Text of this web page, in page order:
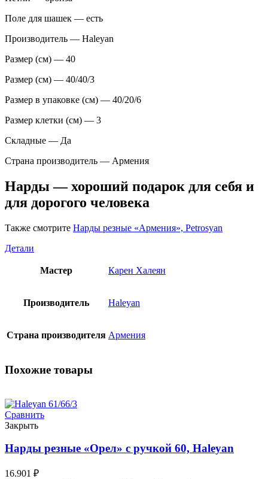
Поле для шашек — есть
Производитель — Haleyan
Размер (см) — 40
Размер (см) — 40/40/3
Размер в упаковке (см) — 40/20/6
Размер клетки (см) — 3
Складные — Да
Страна производитель — Армения
Нарды — хороший подарок для себя и
для дорогого человека
Также смотрите Нарды резные «Армения», Petrosyan
Детали
Мастер Карен Халеян
Производитель Haleyan
Страна производителя Армения
Похожие товары
Сравнить
Закрыть
Нарды резные «Орел» с ручкой 60, Haleyan
16.901 ₽